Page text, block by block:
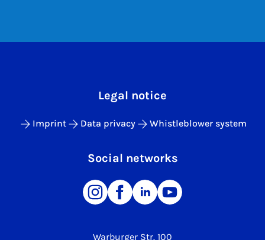
Warburger Str. 100
Legal notice
Imprint Data privacy Whistleblower system
Social networks